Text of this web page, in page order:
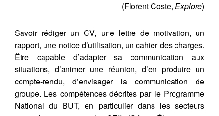
(Florent Coste, Explore)
Savoir rédiger un CV, une lettre de motivation, un
rapport, une notice d’utilisation, un cahier des charges.
Être capable d’adapter sa communication aux
situations, d’animer une réunion, d’en produire un
compte-rendu, d’envisager la communication de
groupe. Les compétences décrites par le Programme
National du BUT, en particulier dans les secteurs